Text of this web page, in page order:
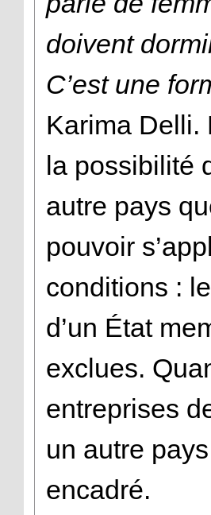
doivent
C’est une
Karima Delli.
la possibilité
autre pays
pouvoir
conditions :
d’un État
exclues.
entreprises
un autre
encadré.